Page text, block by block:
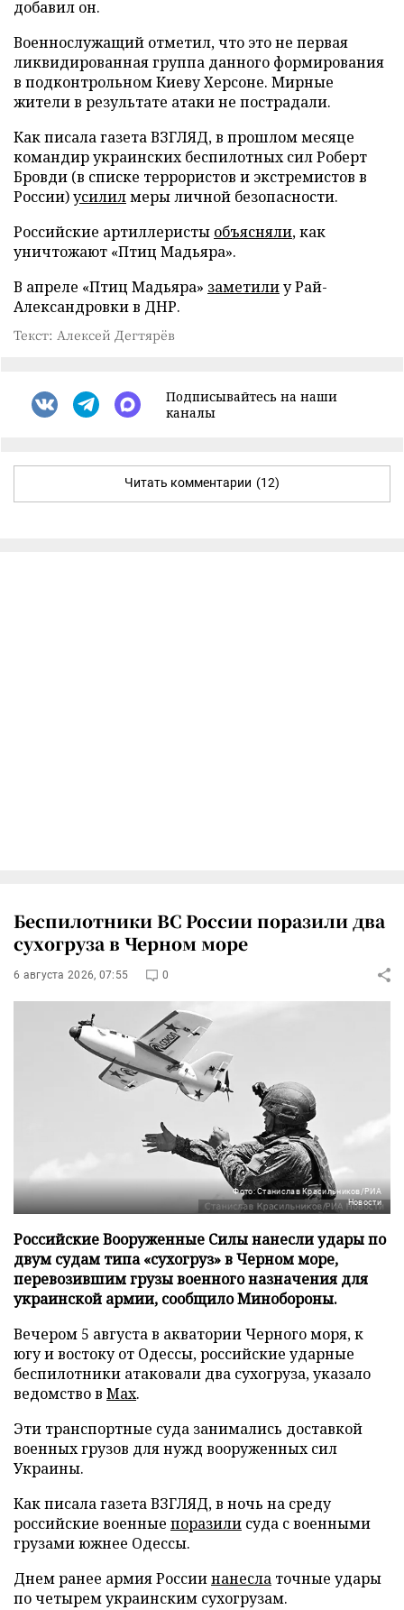
добавил он.
Военнослужащий отметил, что это не первая
ликвидированная группа данного формирования
в подконтрольном Киеву Херсоне. Мирные
жители в результате атаки не пострадали.
Как писала газета ВЗГЛЯД, в прошлом месяце
командир украинских беспилотных сил Роберт
Бровди (в списке террористов и экстремистов в
России)усилилмеры личной безопасности.
Российские артиллеристы объясняли, как
уничтожают «Птиц Мадьяра».
В апреле «Птиц Мадьяра» заметилиу Рай-
Александровки в ДНР.
Текст: Алексей Дегтярёв
Подписывайтесь на наши
каналы
Читать комментарии (12)
Беспилотники ВС России поразили два
сухогруза в Черном море
6 августа 2026, 07:55 0
Фото: Станислав Красильников/РИА
Новости
Российские Вооруженные Силы нанесли удары по
двум судам типа «сухогруз» в Черном море,
перевозившим грузы военного назначения для
украинской армии, сообщило Минобороны.
Вечером 5 августа в акватории Черного моря, к
югу и востоку от Одессы, российские ударные
беспилотники атаковали два сухогруза, указало
ведомство в Max.
Эти транспортные суда занимались доставкой
военных грузов для нужд вооруженных сил
Украины.
Как писала газета ВЗГЛЯД, в ночь на среду
российские военные поразили суда с военными
грузами южнее Одессы.
Днем ранее армия Россиинанесла точные удары
по четырем украинским сухогрузам.